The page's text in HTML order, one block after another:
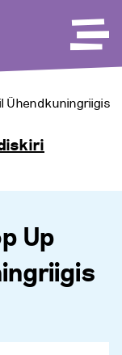
Ühendkuningriigis
Up